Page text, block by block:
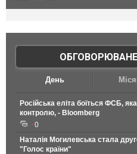
ОБГОВОРЮВАНЕ
День
Російська еліта боїться ФСБ,
контролю, - Bloomberg
0
Наталія Могилевська стала
"Голос країни"